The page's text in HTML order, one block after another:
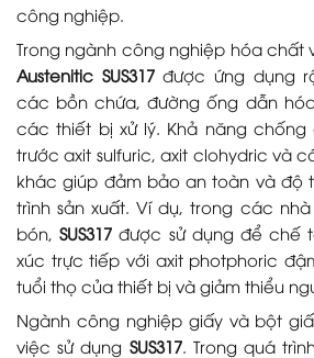
công nghiệp.
Trong ngành công nghiệp hóa chất
Austenitic SUS317được ứng dụng
các bồn chứa, đường ống dẫn
các thiết bị xử lý. Khả năng
trước axit sulfuric, axit clohydric và
khác giúp đảm bảo an toàn và độ
trình sản xuất. Ví dụ, trong các
bón,SUS317 được sử dụng để chế
xúc trực tiếp với axit photphoric
tuổi thọ của thiết bị và giảm thiểu
Ngành công nghiệp giấy và bột
việc sử dụng SUS317. Trong quá